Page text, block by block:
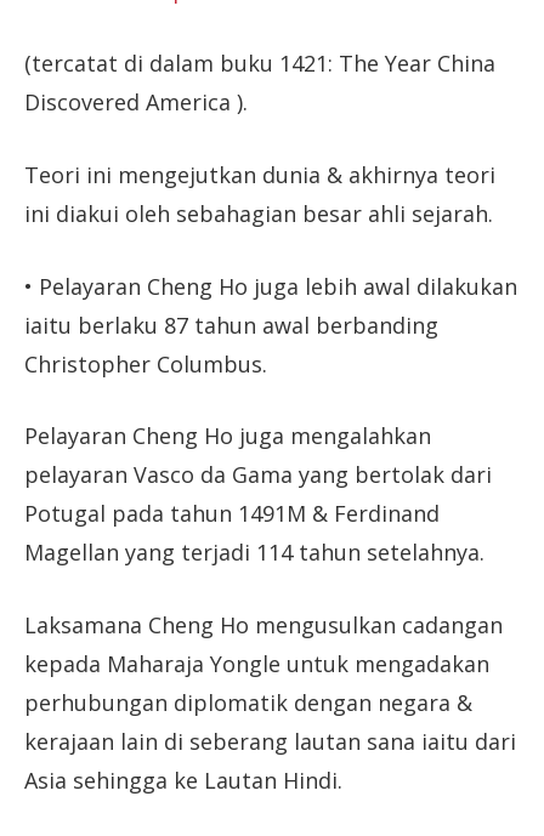
(tercatat di dalam buku 1421: The Year China
Discovered America ).
Teori ini mengejutkan dunia & akhirnya teori
ini diakui oleh sebahagian besar ahli sejarah.
• Pelayaran Cheng Ho juga lebih awal dilakukan
iaitu berlaku 87 tahun awal berbanding
Christopher Columbus.
Pelayaran Cheng Ho juga mengalahkan
pelayaran Vasco da Gama yang bertolak dari
Potugal pada tahun 1491M & Ferdinand
Magellan yang terjadi 114 tahun setelahnya.
Laksamana Cheng Ho mengusulkan cadangan
kepada Maharaja Yongle untuk mengadakan
perhubungan diplomatik dengan negara &
kerajaan lain di seberang lautan sana iaitu dari
Asia sehingga ke Lautan Hindi.